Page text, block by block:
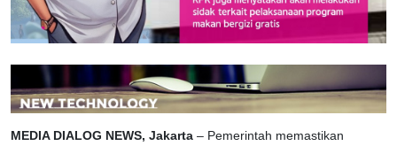
MEDIA DIALOG NEWS, Jakarta – Pemerintah memastikan